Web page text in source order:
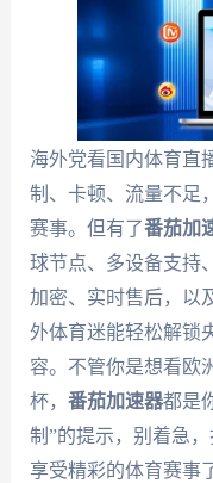
海外党看国内体育
制、卡顿、流量不足
赛事。但有了番茄加
球节点、多设备支持
加密、实时售后，以
外体育迷能轻松解锁
容。不管你是想看欧
杯， 番茄加速器都是
制”的提示，别着急
享受精彩的体育赛事